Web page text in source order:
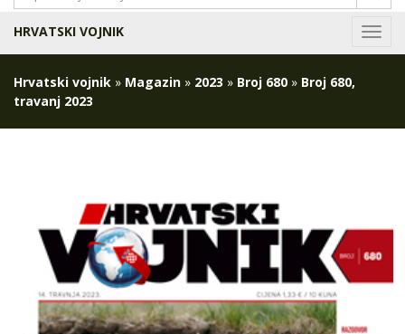
HRVATSKI VOJNIK
Hrvatski vojnik » Magazin » 2023 » Broj 680 » Broj 680,
travanj 2023